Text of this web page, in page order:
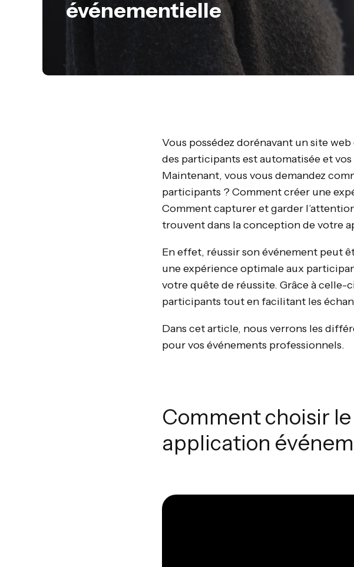
événementielle
Vous possédez dorénavant un site
des participants est automatisée et
Maintenant, vous vous demandez
participants ? Comment créer une
Comment capturer et garder
trouvent dans la conception de votre
En effet, réussir son événement peut
une expérience optimale aux
votre quête de réussite. Grâce à
participants tout en facilitant les
Dans cet article, nous verrons les
pour vos événements professionnels.
Comment choisir
application